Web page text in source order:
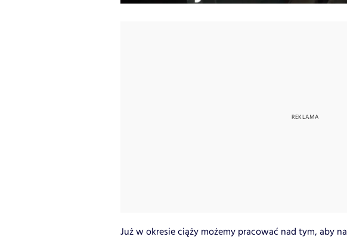
Już w okresie ciąży możemy pracować nad tym, aby